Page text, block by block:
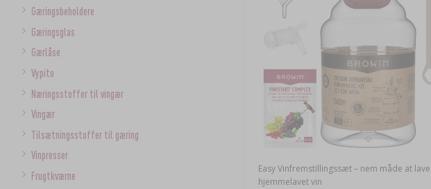
Gæringsbeholdere
Gæringsglas
Gærlåse
Vypito
Næringsstoffer til vingær
Vingær
Tilsætningsstoffer til gæring
Vinpresser
Frugtkværne
Easy Vinfremstillingssæt – nem måde at lave
hjemmelavet vin